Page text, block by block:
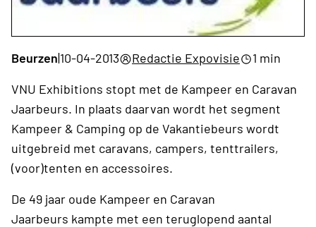
Beurzen|10-04-2013 Redactie Expovisie
1 min
VNU Exhibitions stopt met de Kampeer en Caravan
Jaarbeurs. In plaats daarvan wordt het segment
Kampeer & Camping op de Vakantiebeurs wordt
uitgebreid met caravans, campers, tenttrailers,
(voor)tenten en accessoires.
​De 49 jaar oude Kampeer en Caravan
Jaarbeurs kampte met een teruglopend aantal